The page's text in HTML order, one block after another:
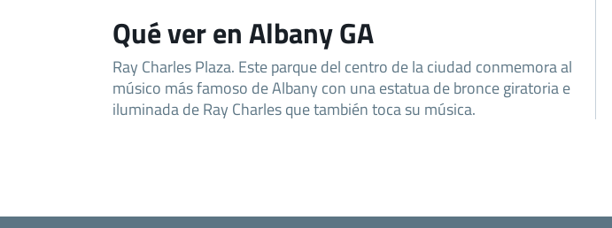
Qué ver en Albany GA
Ray Charles Plaza. Este parque del centro de la ciudad conmemora al
músico más famoso de Albany con una estatua de bronce giratoria e
iluminada de Ray Charles que también toca su música.